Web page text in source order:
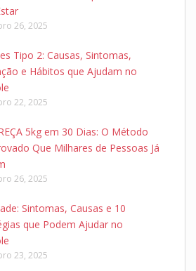
26, 2025
Tipo 2: Causas, Sintomas,
e Hábitos que Ajudam no
22, 2025
5kg em 30 Dias: O Método
Que Milhares de Pessoas Já
26, 2025
Sintomas, Causas e 10
que Podem Ajudar no
23, 2025